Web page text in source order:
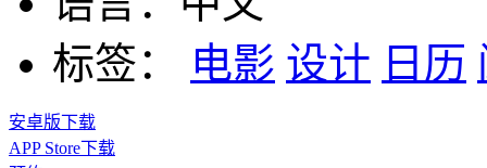
标签：
电影 设计 日历
安卓版下载
APP Store下载